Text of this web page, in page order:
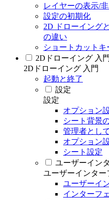
レイヤーの表示/
設定の初期化
2D ドローイング
の違い
ショートカットキ
2Dドローイング 入門
2Dドローイング 入門
起動と終了
設定
設定
オプション
シート背景
管理者とし
オプション
シート設定
ユーザーイン
ユーザーインター
ユーザーイ
インターフ